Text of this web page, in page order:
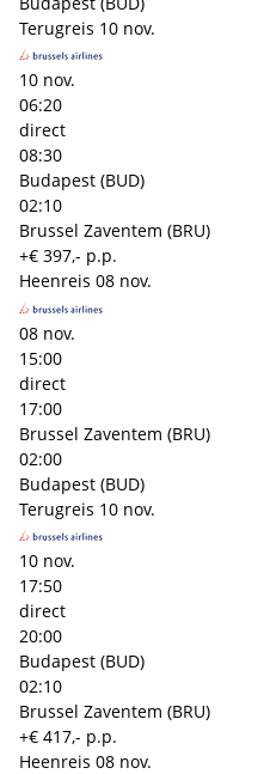
Terugreis 10 nov.
10 nov.
06:20
direct
08:30
Budapest (BUD)
02:10
Brussel Zaventem (BRU)
+€ 397,- p.p.
Heenreis 08 nov.
08 nov.
15:00
direct
17:00
Brussel Zaventem (BRU)
02:00
Budapest (BUD)
Terugreis 10 nov.
10 nov.
17:50
direct
20:00
Budapest (BUD)
02:10
Brussel Zaventem (BRU)
+€ 417,- p.p.
Heenreis 08 nov.